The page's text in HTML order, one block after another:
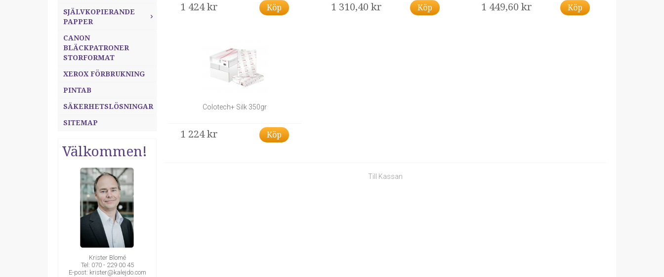
SJÄLVKOPIERANDE
PAPPER
CANON
BLÄCKPATRONER
STORFORMAT
XEROX FÖRBRUKNING
PINTAB
SÄKERHETSLÖSNINGAR
SITEMAP
Välkommen!
Krister Blomé
Tel: 070 - 229 00 45
E-post: krister@kalejdo.com
1 424 kr Köp 1 310,40 kr Köp 1 449,60 kr Köp
Colotech+ Silk 350gr
1 224 kr Köp
Till Kassan